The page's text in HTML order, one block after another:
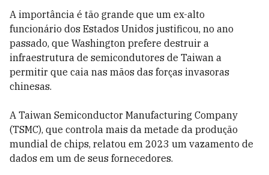
A importância é tão grande que um ex-alto
funcionário dos Estados Unidos justificou, no ano
passado, que Washington prefere destruir a
infraestrutura de semicondutores de Taiwan a
permitir que caia nas mãos das forças invasoras
chinesas.
A Taiwan Semiconductor Manufacturing Company
(TSMC), que controla mais da metade da produção
mundial de chips, relatou em 2023 um vazamento de
dados em um de seus fornecedores.